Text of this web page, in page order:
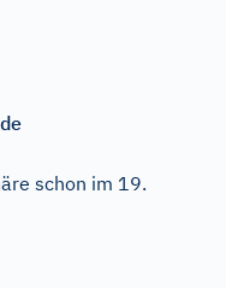
schon im 19.